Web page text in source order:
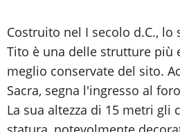
Costruito nel I secolo d.C., lo
Tito è una delle strutture più
meglio conservate del sito.
Sacra, segna l'ingresso al
La sua altezza di 15 metri gli